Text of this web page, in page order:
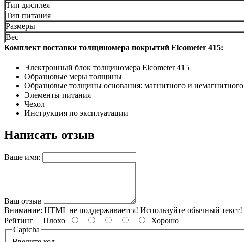
Тип дисплея
Тип питания
Размеры
Вес
Комплект поставки толщиномера покрытий Elcometer 415:
Электронный блок толщиномера Elcometer 415
Образцовые меры толщины
Образцовые толщины основания: магнитного и немагнитного
Элементы питания
Чехол
Инструкция по эксплуатации
Написать отзыв
Ваше имя:
Ваш отзыв
Внимание: HTML не поддерживается! Используйте обычный текст!
Рейтинг Плохо
Хорошо
Captcha